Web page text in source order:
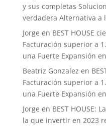
y sus completas
verdadera Alternativa a
Jorge en BEST HOUSE
Facturación superior a
una Fuerte Expansión
Beatriz Gonzalez en
Facturación superior a
una Fuerte Expansión
Jorge en BEST HOUSE:
la que invertir en 2023